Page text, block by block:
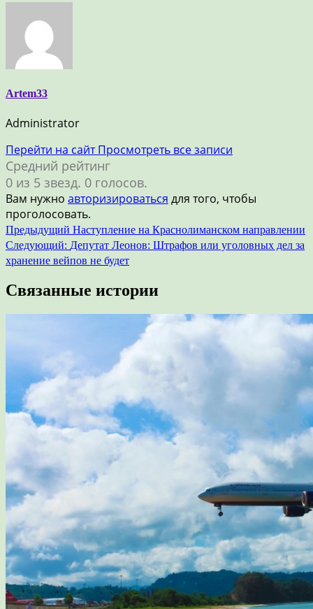
Artem33
Administrator
Перейти на сайтПросмотреть все записи
Средний рейтинг
0 из 5 звезд. 0 голосов.
Вам нужно авторизироваться для того, чтобы
проголосовать.
Навигация
по
записям
Предыдущий Наступление на Краснолиманском направлении
Следующий: Депутат Леонов: Штрафов или уголовных дел за
хранение вейпов не будет
Связанные истории